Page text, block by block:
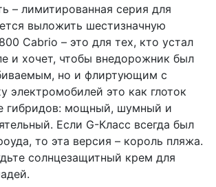
– лимитированная серия для
выложить шестизначную
Cabrio – это для тех, кто устал
и хочет, чтобы внедорожник был
но и флиртующим с
электромобилей это как глоток
гибридов: мощный, шумный и
Если G-Класс всегда был
то эта версия – король пляжа.
солнцезащитный крем для